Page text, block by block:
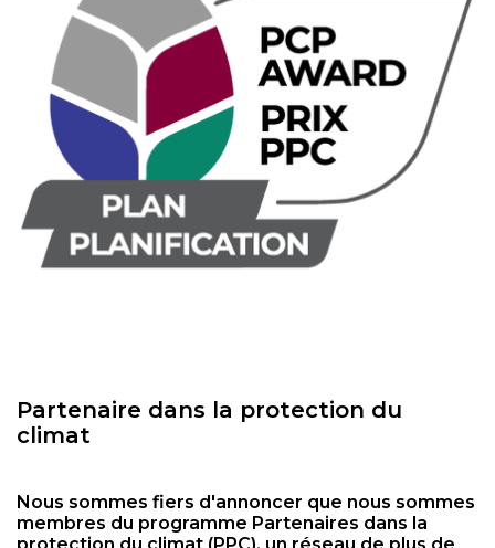
Partenaire dans la protection du
climat
Nous sommes fiers d'annoncer que nous sommes
membres du programme Partenaires dans la